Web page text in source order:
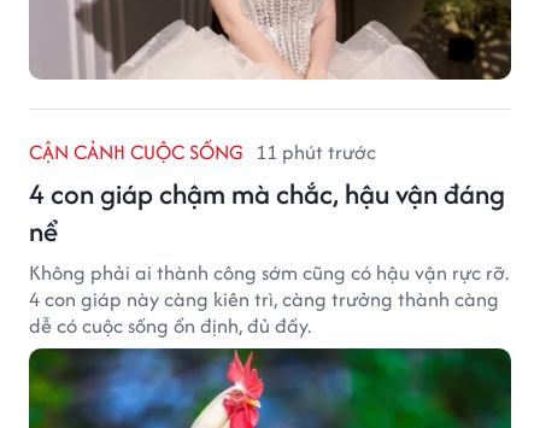
CẬN CẢNH CUỘC SỐNG 11 phút trước
4 con giáp chậm mà chắc, hậu vận đáng
nể
Không phải ai thành công sớm cũng có hậu vận rực rỡ.
4 con giáp này càng kiên trì, càng trưởng thành càng
dễ có cuộc sống ổn định, đủ đầy.